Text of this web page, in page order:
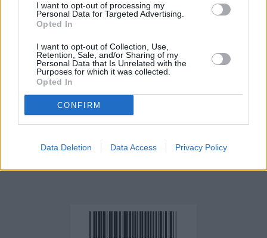
I want to opt-out of processing my
Personal Data for Targeted Advertising.
Opted In
I want to opt-out of Collection, Use,
Retention, Sale, and/or Sharing of my
Personal Data that Is Unrelated with the
Purposes for which it was collected.
Opted In
CONFIRM
Data Deletion Data Access Privacy Policy
Previous article
Stato di Bologna
minorenne denunciato